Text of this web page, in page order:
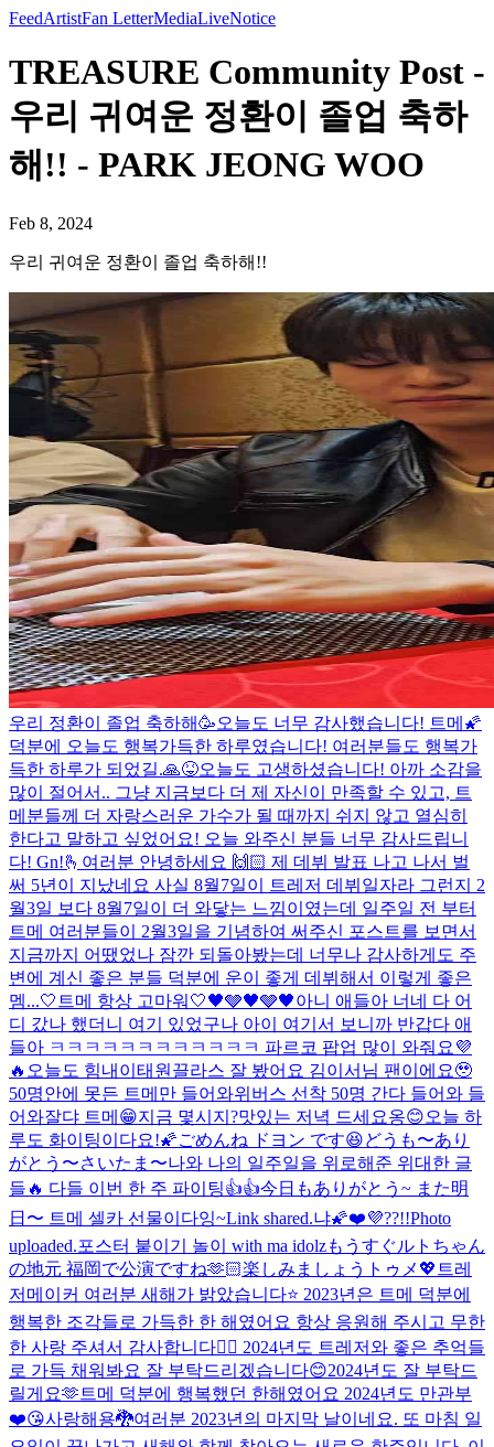
FeedArtistFan LetterMediaLiveNotice
TREASURE Community Post -
우리 귀여운 정환이 졸업 축하
해!! - PARK JEONG WOO
Feb 8, 2024
우리 귀여운 정환이 졸업 축하해!!
우리 정환이 졸업 축하해🥳오늘도 너무 감사했습니다! 트메🌠
덕분에 오늘도 행복가득한 하루였습니다! 여러분들도 행복가
득한 하루가 되었길.🙏😝오늘도 고생하셨습니다! 아까 소감을
많이 절어서.. 그냥 지금보다 더 제 자신이 만족할 수 있고, 트
메분들께 더 자랑스러운 가수가 될 때까지 쉬지 않고 열심히
한다고 말하고 싶었어요! 오늘 와주신 분들 너무 감사드립니
다! Gn!🫰 여러분 안녕하세요 🙌🏻 제 데뷔 발표 나고 나서 벌
써 5년이 지났네요 사실 8월7일이 트레저 데뷔일자라 그런지 2
월3일 보다 8월7일이 더 와닿는 느낌이였는데 일주일 전 부터
트메 여러분들이 2월3일을 기념하여 써주신 포스트를 보면서
지금까지 어땠었나 잠깐 되돌아봤는데 너무나 감사하게도 주
변에 계신 좋은 분들 덕분에 운이 좋게 데뷔해서 이렇게 좋은
멤...🤍트메 항상 고마워🤍🖤🩶🖤🩶🖤아니 애들아 너네 다 어
디 갔나 했더니 여기 있었구나 아이 여기서 보니까 반갑다 애
들아 ㅋㅋㅋㅋㅋㅋㅋㅋㅋㅋㅋㅋ 파르코 팝업 많이 와줘요💜
🔥 오늘도 힘내 이태원끌라스 잘 봤어요 김이서님 팬이에요🥹
50명안에 못든 트메만 들어와위버스 선착 50명 간다 들어와 들
어와잘댜 트메😁지금 몇시지?맛있는 저녁 드세요옹😊오늘 하
루도 화이팅이다요!🌠ごめんね ドヨン です😆どうも〜あり
がとう〜さいたま〜나와 나의 일주일을 위로해준 위대한 글
들🔥 다들 이번 한 주 파이팅👍👍今日もありがとう~ また明
日〜 트메 셀카 선물이다잉~Link shared.냐🌠❤️💜??!!Photo
uploaded.포스터 붙이기 놀이 with ma idolzもうすぐルトちゃん
の地元 福岡で公演ですね🫶🏻楽しみましょうトゥメ💖 트레
저메이커 여러분 새해가 밝았습니다⭐️ 2023년은 트메 덕분에
행복한 조각들로 가득한 한 해였어요 항상 응원해 주시고 무한
한 사랑 주셔서 감사합니다🙇‍♂️ 2024년도 트레저와 좋은 추억들
로 가득 채워봐요 잘 부탁드리겠습니다😊2024년도 잘 부탁드
릴게요🫶 트메 덕분에 행복했던 한해였어요 2024년도 만관부
❤️😘사랑해용🐉여러분 2023년의 마지막 날이네요. 또 마침 일